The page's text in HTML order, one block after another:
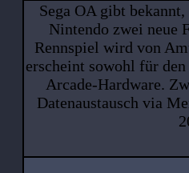
Sega OA gibt
Nintendo zwei neue
Rennspiel wird von
erscheint sowohl für
Arcade-Hardware.
Datenaustausch via